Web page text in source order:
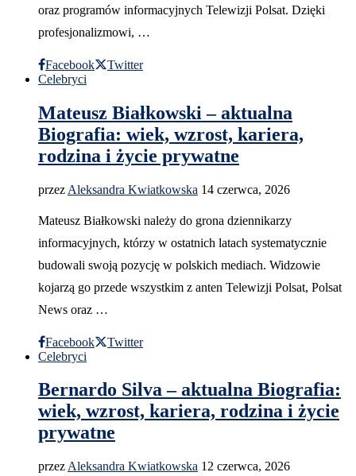
oraz programów informacyjnych Telewizji Polsat. Dzięki
profesjonalizmowi, …
Facebook
Twitter
Celebryci
Mateusz Białkowski – aktualna
Biografia: wiek, wzrost, kariera,
rodzina i życie prywatne
przez Aleksandra Kwiatkowska 14 czerwca, 2026
Mateusz Białkowski należy do grona dziennikarzy
informacyjnych, którzy w ostatnich latach systematycznie
budowali swoją pozycję w polskich mediach. Widzowie
kojarzą go przede wszystkim z anten Telewizji Polsat, Polsat
News oraz …
Facebook
Twitter
Celebryci
Bernardo Silva – aktualna Biografia:
wiek, wzrost, kariera, rodzina i życie
prywatne
przez Aleksandra Kwiatkowska 12 czerwca, 2026